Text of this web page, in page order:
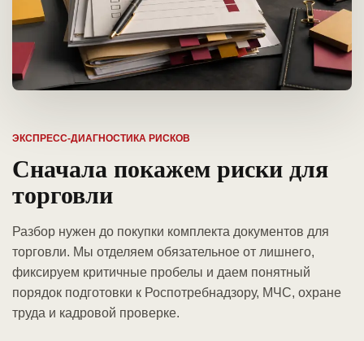
ЭКСПРЕСС-ДИАГНОСТИКА РИСКОВ
Сначала покажем риски для
торговли
Разбор нужен до покупки комплекта документов для
торговли. Мы отделяем обязательное от лишнего,
фиксируем критичные пробелы и даем понятный
порядок подготовки к Роспотребнадзору, МЧС, охране
труда и кадровой проверке.